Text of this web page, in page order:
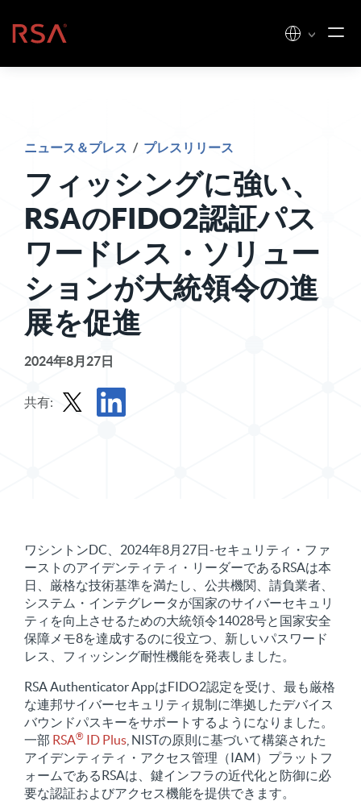
ホーム
ニュース＆プレス / プレスリリース
フィッシングに強い、
RSAのFIDO2認証パス
ワードレス・ソリュー
ションが大統領令の進
展を促進
2024年8月27日
共有:
ワシントンDC、2024年8月27日-セキュリティ・ファ
ーストのアイデンティティ・リーダーであるRSAは本
日、厳格な技術基準を満たし、公共機関、請負業者、
システム・インテグレータが国家のサイバーセキュリ
ティを向上させるための大統領令14028号と国家安全
保障メモ8を達成するのに役立つ、新しいパスワード
レス、フィッシング耐性機能を発表しました。
RSA Authenticator AppはFIDO2認定を受け、最も厳格
な連邦サイバーセキュリティ規制に準拠したデバイス
バウンドパスキーをサポートするようになりました。
一部 RSA® ID Plus , NISTの原則に基づいて構築された
アイデンティティ・アクセス管理（IAM）プラットフ
ォームであるRSAは、鍵インフラの近代化と防御に必
要な認証およびアクセス機能を提供できます。